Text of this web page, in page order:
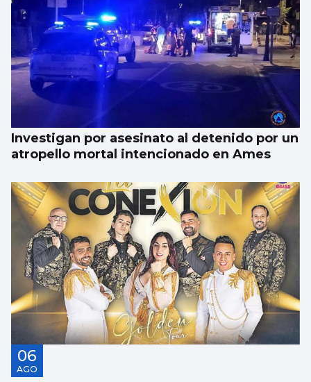
Investigan por asesinato al detenido por un
atropello mortal intencionado en Ames
06
AGO